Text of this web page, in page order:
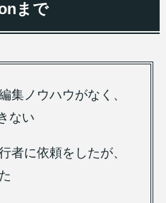
まで
集ノウハウがなく、
ない
者に依頼をしたが、